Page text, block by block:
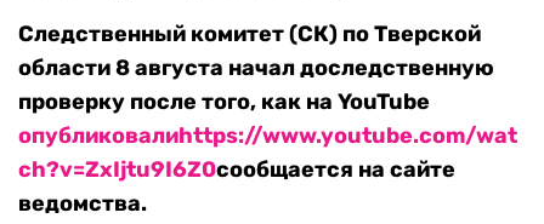
Следственный комитет (СК) по Тверской
области 8 августа начал доследственную
проверку после того, как на YouTube
опубликовалиhttps://www.youtube.com/wat
ch?v=ZxIjtu9I6Z0сообщается на сайте
ведомства.